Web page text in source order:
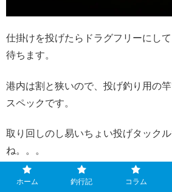
仕掛けを投げたらドラグフリーにし
待ちます。
港内は割と狭いので、投げ釣り用の
スペックです。
取り回しのし易いちょい投げタック
ね。。。
港内では他にもアナゴ狙いらしき釣
ホーム 釣行記 コラム